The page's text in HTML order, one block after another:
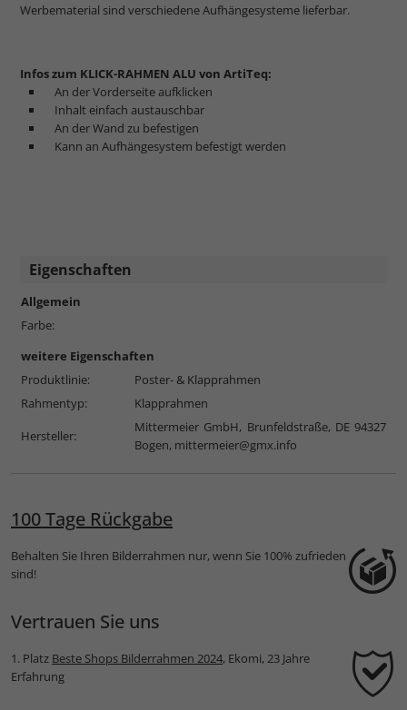
Werbematerial sind verschiedene Aufhängesysteme lieferbar.
Infos zum KLICK-RAHMEN ALU von ArtiTeq:
An der Vorderseite aufklicken
Inhalt einfach austauschbar
An der Wand zu befestigen
Kann an Aufhängesystem befestigt werden
Eigenschaften
Allgemein
Farbe:
weitere Eigenschaften
Produktlinie:
Poster- & Klapprahmen
Rahmentyp:
Klapprahmen
Hersteller:
Mittermeier GmbH, Brunfeldstraße, DE 94327
Bogen, mittermeier@gmx.info
100 Tage Rückgabe
Behalten Sie Ihren Bilderrahmen nur, wenn Sie 100% zufrieden
sind!
Vertrauen Sie uns
1. Platz Beste Shops Bilderrahmen 2024, Ekomi, 23 Jahre
Erfahrung